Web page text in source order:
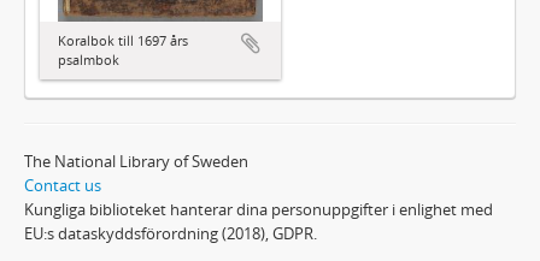
Koralbok till 1697 års
psalmbok
The National Library of Sweden
Contact us
Kungliga biblioteket hanterar dina personuppgifter i enlighet med
EU:s dataskyddsförordning (2018), GDPR.